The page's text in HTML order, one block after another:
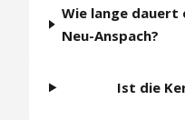
Wie lange dauert
Neu-Anspach?
Ist die